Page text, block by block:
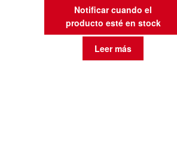
Notificar cuando el
producto esté en stock
Leer más